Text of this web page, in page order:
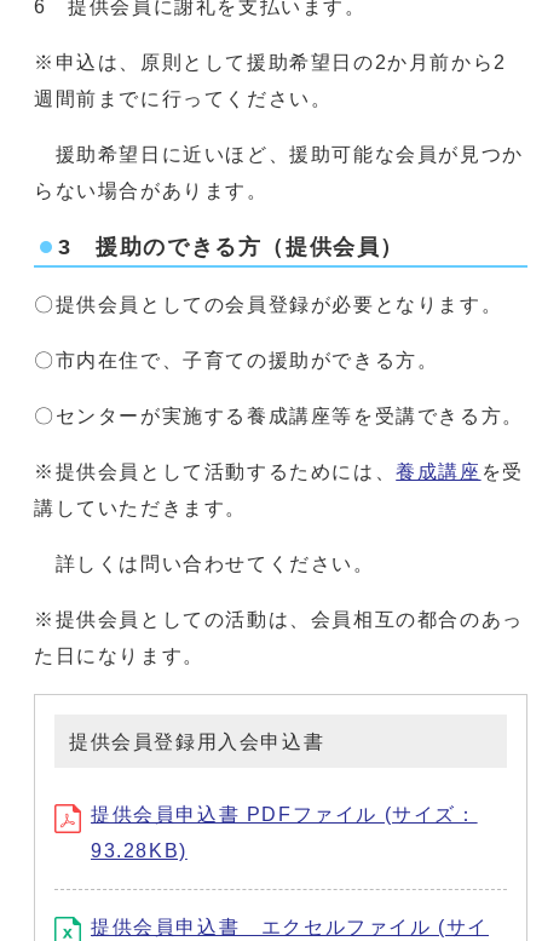
6 提供会員に謝礼を支払います。
※申込は、原則として援助希望日の2か月前から2
週間前までに行ってください。
援助希望日に近いほど、援助可能な会員が見つか
らない場合があります。
3 援助のできる方（提供会員）
〇提供会員としての会員登録が必要となります。
〇市内在住で、子育ての援助ができる方。
〇センターが実施する養成講座等を受講できる方。
※提供会員として活動するためには、養成講座 を受
講していただきます。
詳しくは問い合わせてください。
※提供会員としての活動は、会員相互の都合のあっ
た日になります。
提供会員登録用入会申込書
提供会員申込書 PDFファイル (サイズ：
93.28KB)
提供会員申込書 エクセルファイル (サイ